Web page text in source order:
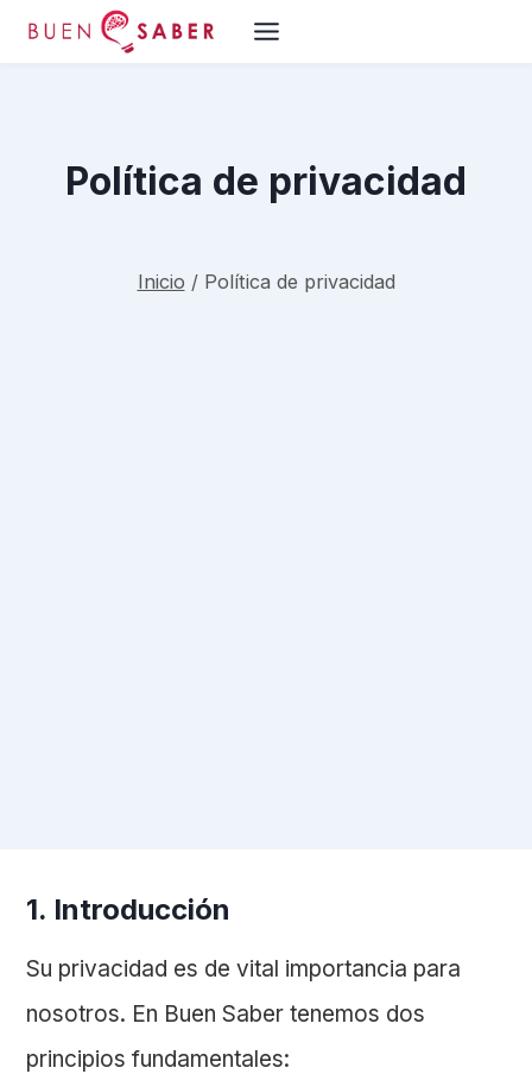
Saltar
Política de privacidad
Inicio / Política de privacidad
1. Introducción
Su privacidad es de vital importancia para
nosotros. En Buen Saber tenemos dos
principios fundamentales: